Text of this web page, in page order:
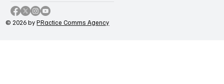
© 2026 byPRactice Comms Agency